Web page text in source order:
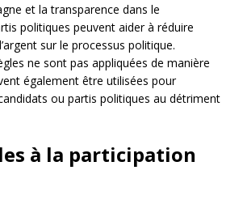
et la transparence dans le
politiques peuvent aider à réduire
sur le processus politique.
ne sont pas appliquées de manière
également être utilisées pour
ou partis politiques au détriment
à la participation